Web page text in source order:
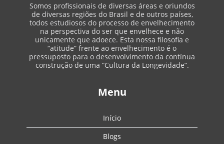
Somos profissionais de diversas áreas e oriundos
de diversas regiões do Brasil e de outros países,
todos estudiosos do processo de envelhecimento
na perspectiva do ser que envelhece e não
unicamente que adoece. Esta nossa filosofia e
“atitude” frente ao envelhecimento é o
pressuposto para o desenvolvimento da contínua
construção de uma “Cultura da Longevidade”.
Menu
Início
Blogs